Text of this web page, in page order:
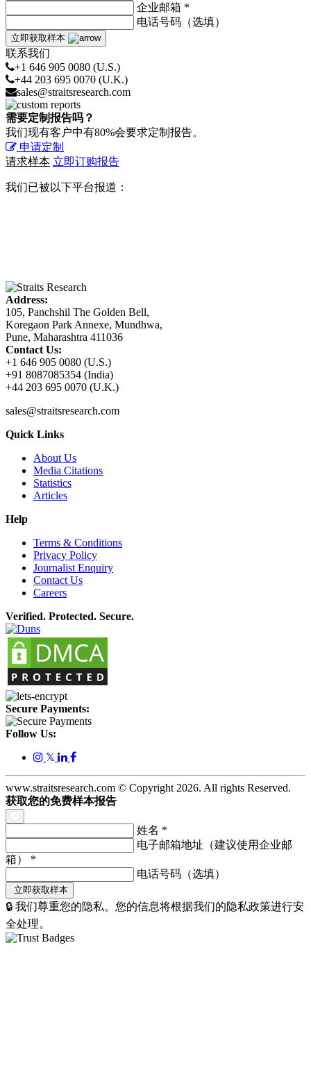
企业邮箱 *
电话号码（选填）
立即获取样本
联系我们
+1 646 905 0080 (U.S.)
+44 203 695 0070 (U.K.)
sales@straitsresearch.com
需要定制报告吗？
我们现有客户中有80%会要求定制报告。
申请定制
请求样本 立即订购报告
我们已被以下平台报道：
Address:
105, Panchshil The Golden Bell,
Koregaon Park Annexe, Mundhwa,
Pune, Maharashtra 411036
Contact Us:
+1 646 905 0080 (U.S.)
+91 8087085354 (India)
+44 203 695 0070 (U.K.)
sales@straitsresearch.com
Quick Links
About Us
Media Citations
Statistics
Articles
Help
Terms & Conditions
Privacy Policy
Journalist Enquiry
Contact Us
Careers
Verified. Protected. Secure.
Secure Payments:
Follow Us:
𝕏
www.straitsresearch.com © Copyright2026. All rights Reserved.
获取您的免费样本报告
姓名 *
电子邮箱地址（建议使用企业邮
箱） *
电话号码（选填）
🔒 我们尊重您的隐私。您的信息将根据我们的隐私政策进行安
全处理。